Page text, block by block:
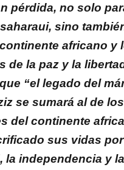
pérdida, no solo
sino
africano y
de la paz y la
“el legado del
se sumará al de
del continente
sus vidas
la independencia y la